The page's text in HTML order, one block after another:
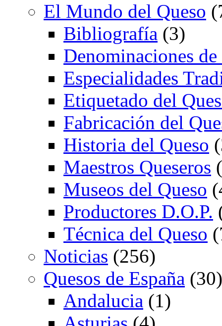
El Mundo del Queso
Bibliografía (3)
Denominaciones
Especialidades
Etiquetado del
Fabricación del
Historia del Queso
Maestros Queseros
Museos del Queso
Productores D.O.P.
Técnica del Queso
Noticias (256)
Quesos de España (30)
Andalucia (1)